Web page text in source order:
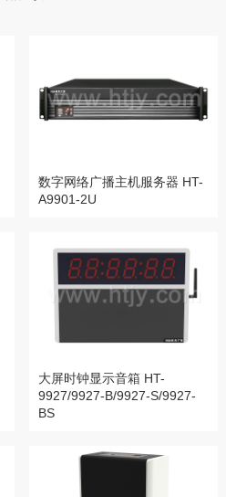
数字网络广播主机服务器 HT-
A9901-2U
大屏时钟显示音箱 HT-
9927/9927-B/9927-S/9927-
BS